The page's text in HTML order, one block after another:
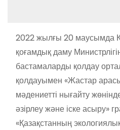
2022 жылғы 20 маусымда
қоғамдық даму
бастамаларды қолдау
қолдауымен «Жастар
мәдениетті нығайту
әзірлеу және іске асыру»
«Қазақстанның